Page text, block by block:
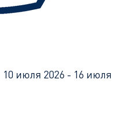
10 июля 2026 - 16 июля